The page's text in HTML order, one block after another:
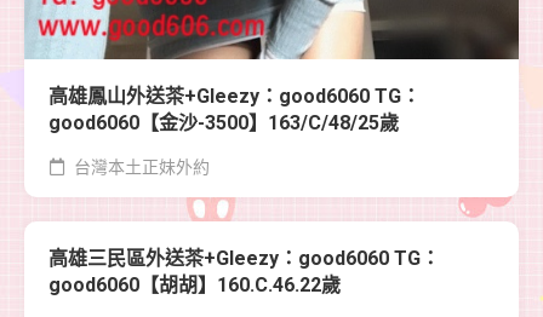
高雄鳳山外送茶+Gleezy：good6060 TG：
good6060【金沙-3500】163/C/48/25歲
台灣本土正妹外約
高雄三民區外送茶+Gleezy：good6060 TG：
good6060【胡胡】160.C.46.22歲